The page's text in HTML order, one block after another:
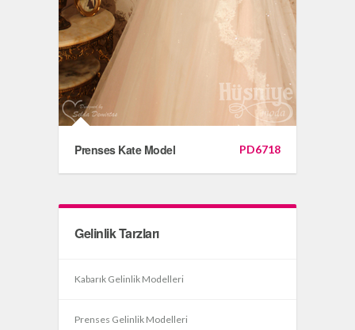
PD6718
Prenses Kate Model
Gelinlik Tarzları
Kabarık Gelinlik Modelleri
Prenses Gelinlik Modelleri